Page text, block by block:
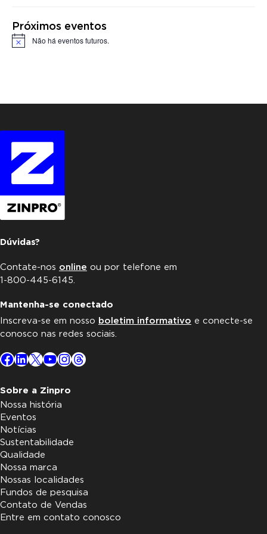
Próximos eventos
Notice Não há eventos futuros.
Dúvidas?
Contate-nos online ou por telefone em
1-800-445-6145.
Mantenha-se conectado
Inscreva-se em nosso boletim informativo e conecte-se
conosco nas redes sociais.
Facebook
LinkedIn
X YouTube
Instagram
Threads
Sobre a Zinpro
Nossa história
Eventos
Notícias
Sustentabilidade
Qualidade
Nossa marca
Nossas localidades
Fundos de pesquisa
Contato de Vendas
Entre em contato conosco